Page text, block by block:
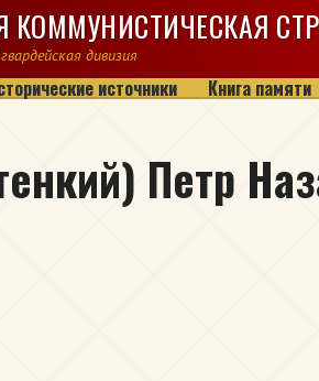
КОММУНИСТИЧЕСКАЯ
дивизия
источники Книга памяти
Петр